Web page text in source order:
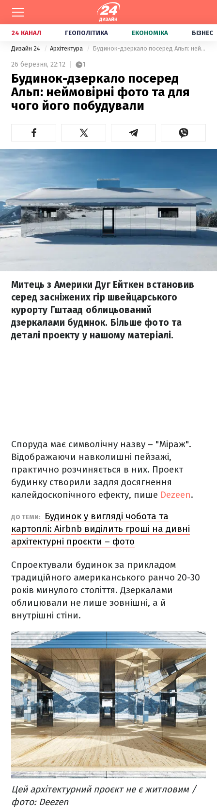
24 КАНАЛ ГЕОПОЛІТИКА ЕКОНОМІКА БІЗНЕС
Дизайн 24 Архітектура Будинок-дзеркало посеред Альп: неймовірні фото та для чого його побудували
26 березня, 22:12 1
Будинок-дзеркало посеред
Альп: неймовірні фото та для
чого його побудували
Митець з Америки Дуг Ейткен встановив
серед засніжених гір швейцарського
курорту Гштаад облицьований
дзеркалами будинок. Більше фото та
деталі проекту у нашому матеріалі.
Споруда має символічну назву – "Міраж".
Відображаючи навколишні пейзажі,
практично розчиняється в них. Проект
будинку створили задля досягнення
калейдоскопічного ефекту, пише Dezeen.
ДО ТЕМИ:
Будинок у вигляді чобота та
картоплі: Airbnb виділить гроші на дивні
архітектурні проєкти – фото
Спроектували будинок за прикладом
традиційного американського ранчо 20-30
років минулого століття. Дзеркалами
облицювали не лише зовнішні, а й
внутрішні стіни.
Цей архітектурний проєкт не є житловим /
фото: Deezen